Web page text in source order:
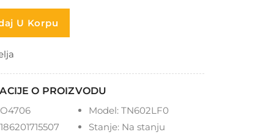
U Korpu
O PROIZVODU
Model:TN602LF0
Stanje:Na stanju